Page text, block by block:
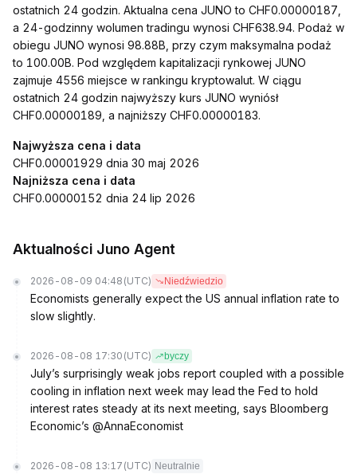
ostatnich 24 godzin. Aktualna cena JUNO to CHF0.00000187,
a 24-godzinny wolumen tradingu wynosi CHF638.94. Podaż w
obiegu JUNO wynosi 98.88B, przy czym maksymalna podaż
to 100.00B. Pod względem kapitalizacji rynkowej JUNO
zajmuje 4556 miejsce w rankingu kryptowalut. W ciągu
ostatnich 24 godzin najwyższy kurs JUNO wyniósł
CHF0.00000189, a najniższy CHF0.00000183.
Najwyższa cena i data
CHF0.00001929 dnia 30 maj 2026
Najniższa cena i data
CHF0.00000152 dnia 24 lip 2026
Aktualności Juno Agent
2026-08-09 04:48 (UTC) Niedźwiedzio
Economists generally expect the US annual inflation rate to
slow slightly.
2026-08-08 17:30 (UTC) byczy
July’s surprisingly weak jobs report coupled with a possible
cooling in inflation next week may lead the Fed to hold
interest rates steady at its next meeting, says Bloomberg
Economic’s @AnnaEconomist
2026-08-08 13:17 (UTC) Neutralnie